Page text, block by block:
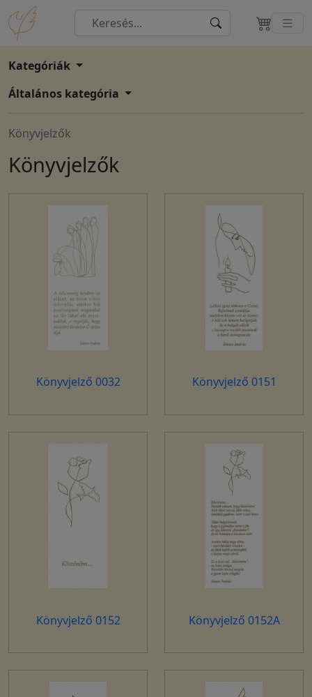
Kategóriák
Általános kategória
Könyvjelzők
Könyvjelzők
Könyvjelző 0032 Könyvjelző 0151
Könyvjelző 0152 Könyvjelző 0152A